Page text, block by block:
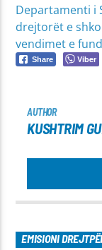
Departamenti i
drejtorët e
vendimet e
Share Viber
AUTHOR
KUSHTRIM
EMISIONI